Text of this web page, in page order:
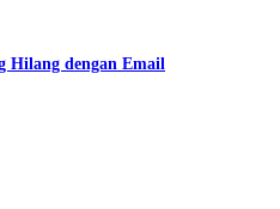
Hilang dengan Email